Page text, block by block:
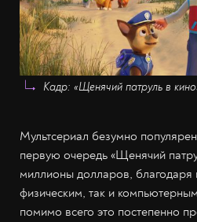
Кадр: «Щенячий патруль в
Мультсериал безумно
первую очередь «Щенячий
миллионы долларов, благодаря
физическим, так и
помимо всего это постепенно